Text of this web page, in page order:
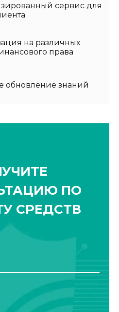
сервис для
на различных
права
обновление знаний
ПО
СРЕДСТВ